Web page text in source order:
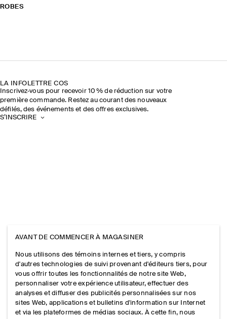
ROBES
LA INFOLETTRE COS
Inscrivez‑vous pour recevoir 10 % de réduction sur votre
première commande. Restez au courant des nouveaux
défilés, des événements et des offres exclusives.
S’INSCRIRE
AVANT DE COMMENCER À MAGASINER
Nous utilisons des témoins internes et tiers, y compris
d'autres technologies de suivi provenant d'éditeurs tiers, pour
vous offrir toutes les fonctionnalités de notre site Web,
personnaliser votre expérience utilisateur, effectuer des
analyses et diffuser des publicités personnalisées sur nos
sites Web, applications et bulletins d'information sur Internet
et via les plateformes de médias sociaux. À cette fin, nous